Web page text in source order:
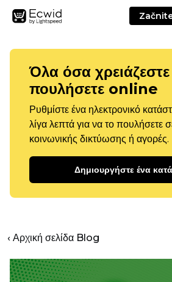
Όλα όσα χρειάζεστε
πουλήσετε online
Ρυθμίστε ένα ηλεκτρονικό
λίγα λεπτά για να το πουλήσετε
κοινωνικής δικτύωσης ή αγορές.
Δημιουργήστε ένα
‹ Αρχική σελίδα Blog